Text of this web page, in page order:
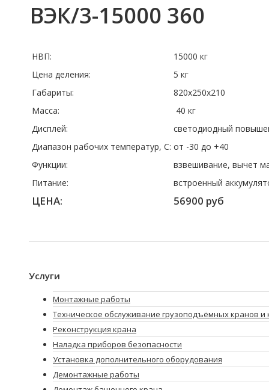
ВЭК/3-15000 360
НВП:
15000 кг
Цена деления:
5 кг
Габариты:
820x250x210
Масса:
40 кг
Дисплей:
светодиодный
Диапазон рабочих температур, C: от -30 до +40
Функции:
взвешивание, вычет
Питание:
встроенный
ЦЕНА: 56900 руб
Услуги
Монтажные работы
Техническое обслуживание грузоподъёмных кранов и
Реконструкция крана
Наладка приборов безопасности
Установка дополнительного оборудования
Демонтажные работы